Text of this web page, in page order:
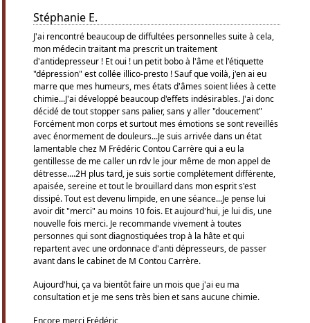
Stéphanie E.
J'ai rencontré beaucoup de diffultées personnelles suite à cela,
mon médecin traitant ma prescrit un traitement
d'antidepresseur ! Et oui ! un petit bobo à l'âme et l'étiquette
"dépression" est collée illico-presto ! Sauf que voilà, j'en ai eu
marre que mes humeurs, mes états d'âmes soient liées à cette
chimie...J'ai développé beaucoup d'effets indésirables. J'ai donc
décidé de tout stopper sans palier, sans y aller "doucement"
Forcément mon corps et surtout mes émotions se sont reveillés
avec énormement de douleurs...Je suis arrivée dans un état
lamentable chez M Frédéric Contou Carrère qui a eu la
gentillesse de me caller un rdv le jour même de mon appel de
détresse....2H plus tard, je suis sortie complétement différente,
apaisée, sereine et tout le brouillard dans mon esprit s'est
dissipé. Tout est devenu limpide, en une séance...Je pense lui
avoir dit "merci" au moins 10 fois. Et aujourd'hui, je lui dis, une
nouvelle fois merci. Je recommande vivement à toutes
personnes qui sont diagnostiquées trop à la hâte et qui
repartent avec une ordonnace d'anti dépresseurs, de passer
avant dans le cabinet de M Contou Carrère.
Aujourd'hui, ça va bientôt faire un mois que j'ai eu ma
consultation et je me sens très bien et sans aucune chimie.
Encore merci Frédéric